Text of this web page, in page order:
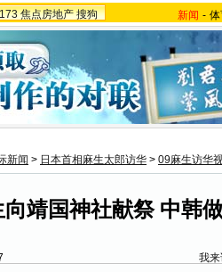
焦点房地产 搜狗 新闻 -
新闻 > 日本首相麻生太郎访华 > 09麻生访华
靖国神社献祭 中韩
我